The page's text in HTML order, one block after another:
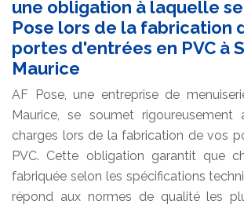
une obligation à laquelle
Pose lors de la fabrication
portes d'entrées en PVC à
Maurice
AF Pose, une entreprise de
Maurice, se soumet rigoureusement
charges lors de la fabrication de vos
PVC. Cette obligation garantit que
fabriquée selon les spécifications
répond aux normes de qualité les